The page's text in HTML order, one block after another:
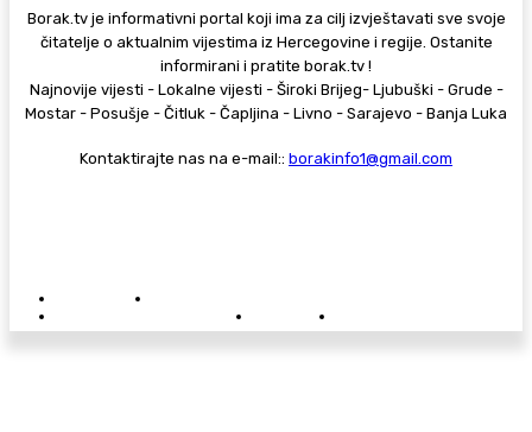
Borak.tv je informativni portal koji ima za cilj izvještavati sve svoje
čitatelje o aktualnim vijestima iz Hercegovine i regije. Ostanite
informirani i pratite borak.tv !
Najnovije vijesti - Lokalne vijesti - Široki Brijeg- Ljubuški - Grude -
Mostar - Posušje - Čitluk - Čapljina - Livno - Sarajevo - Banja Luka
Kontaktirajte nas na e-mail:: borakinfo1@gmail.com